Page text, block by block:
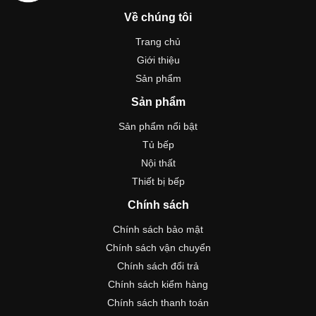
Về chúng tôi
Trang chủ
Giới thiệu
Sản phẩm
Sản phẩm
Sản phẩm nổi bật
Tủ bếp
Nội thất
Thiết bị bếp
Chính sách
Chính sách bảo mật
Chính sách vận chuyển
Chính sách đổi trả
Chính sách kiểm hàng
Chính sách thanh toán